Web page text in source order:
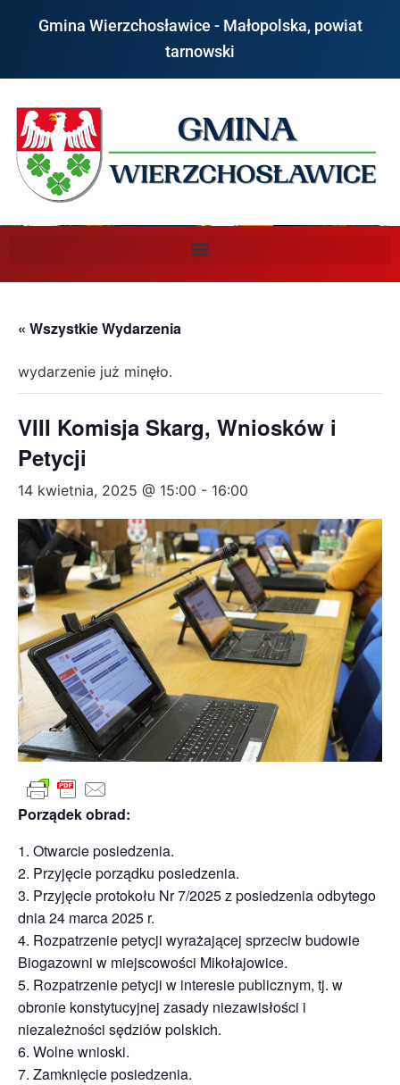
Gmina Wierzchosławice - Małopolska, powiat
tarnowski
« Wszystkie Wydarzenia
wydarzenie już minęło.
VIII Komisja Skarg, Wniosków i
Petycji
14 kwietnia, 2025 @ 15:00 - 16:00
Porządek obrad:
Otwarcie posiedzenia.
Przyjęcie porządku posiedzenia.
Przyjęcie protokołu Nr 7/2025 z posiedzenia odbytego
dnia 24 marca 2025 r.
Rozpatrzenie petycji wyrażającej sprzeciw budowie
Biogazowni w miejscowości Mikołajowice.
Rozpatrzenie petycji w interesie publicznym, tj. w
obronie konstytucyjnej zasady niezawisłości i
niezależności sędziów polskich.
Wolne wnioski.
Zamknięcie posiedzenia.